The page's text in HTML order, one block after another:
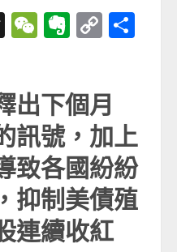
Threads
WeChat
Evernote
Copy
出下個月
訊號，加上
致各國紛紛
抑制美債殖
連續收紅